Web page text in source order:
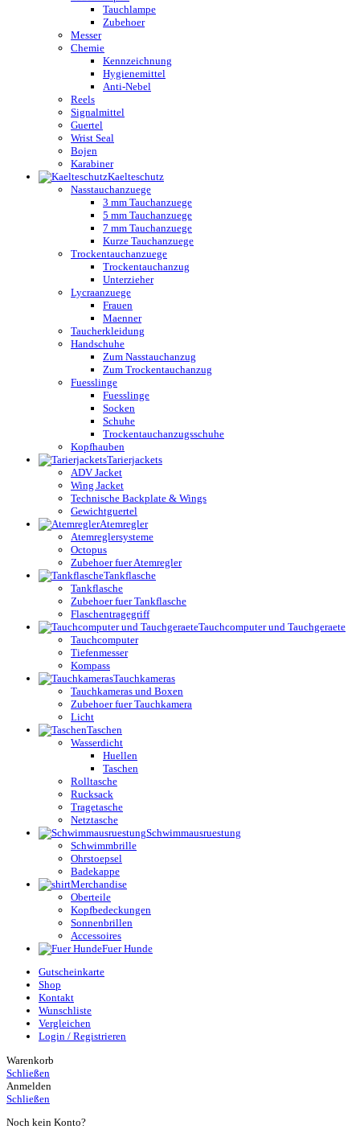
Tauchlampe
Zubehoer
Messer
Chemie
Kennzeichnung
Hygienemittel
Anti-Nebel
Reels
Signalmittel
Guertel
Wrist Seal
Bojen
Karabiner
Kaelteschutz
Nasstauchanzuege
3 mm Tauchanzuege
5 mm Tauchanzuege
7 mm Tauchanzuege
Kurze Tauchanzuege
Trockentauchanzuege
Trockentauchanzug
Unterzieher
Lycraanzuege
Frauen
Maenner
Taucherkleidung
Handschuhe
Zum Nasstauchanzug
Zum Trockentauchanzug
Fuesslinge
Fuesslinge
Socken
Schuhe
Trockentauchanzugsschuhe
Kopfhauben
Tarierjackets
ADV Jacket
Wing Jacket
Technische Backplate & Wings
Gewichtguertel
Atemregler
Atemreglersysteme
Octopus
Zubehoer fuer Atemregler
Tankflasche
Tankflasche
Zubehoer fuer Tankflasche
Flaschentragegriff
Tauchcomputer und Tauchgeraete
Tauchcomputer
Tiefenmesser
Kompass
Tauchkameras
Tauchkameras und Boxen
Zubehoer fuer Tauchkamera
Licht
Taschen
Wasserdicht
Huellen
Taschen
Rolltasche
Rucksack
Tragetasche
Netztasche
Schwimmausruestung
Schwimmbrille
Ohrstoepsel
Badekappe
Merchandise
Oberteile
Kopfbedeckungen
Sonnenbrillen
Accessoires
Fuer Hunde
Gutscheinkarte
Shop
Kontakt
Wunschliste
Vergleichen
Login / Registrieren
Warenkorb
Schließen
Anmelden
Schließen
Noch kein Konto?